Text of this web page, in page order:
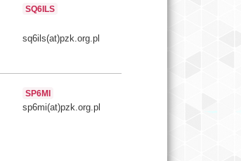
SQ6ILS
sq6ils(at)pzk.org.pl
SP6MI
sp6mi(at)pzk.org.pl